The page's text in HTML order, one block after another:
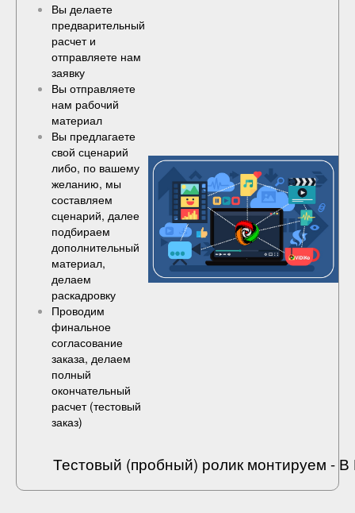
Вы делаете
предварительный
расчет и
отправляете нам
заявку
Вы отправляете
нам рабочий
материал
Вы предлагаете
свой сценарий
либо, по вашему
желанию, мы
составляем
сценарий, далее
подбираем
дополнительный
материал,
делаем
раскадровку
Проводим
финальное
согласование
заказа, делаем
полный
окончательный
расчет (тестовый
заказ)
Тестовый (пробный) ролик монтируем -